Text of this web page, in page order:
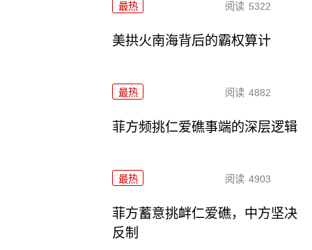
最热 阅读 5322
美拱火南海背后的霸权算计
最热 阅读 4882
菲方频挑仁爱礁事端的深层逻辑
最热 阅读 4903
菲方蓄意挑衅仁爱礁，中方坚决
反制